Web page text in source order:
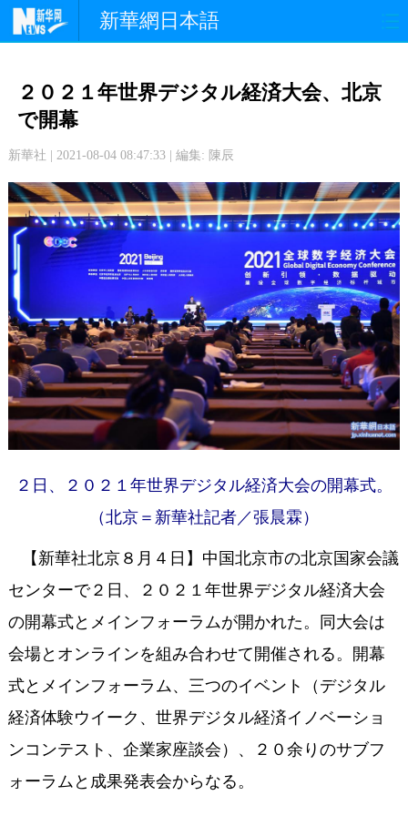
新華網日本語
文 化
中日交流 国 際
写 真
２０２１年世界デジタル経済大会、北京
で開幕
新華社 | 2021-08-04 08:47:33 | 編集: 陳辰
２日、２０２１年世界デジタル経済大会の開幕式。
（北京＝新華社記者／張晨霖）
【新華社北京８月４日】中国北京市の北京国家会議
センターで２日、２０２１年世界デジタル経済大会
の開幕式とメインフォーラムが開かれた。同大会は
会場とオンラインを組み合わせて開催される。開幕
式とメインフォーラム、三つのイベント（デジタル
経済体験ウイーク、世界デジタル経済イノベーショ
ンコンテスト、企業家座談会）、２０余りのサブフ
ォーラムと成果発表会からなる。